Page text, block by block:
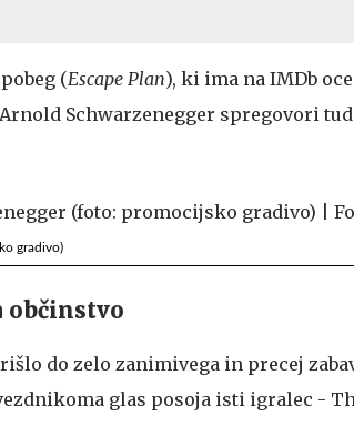
(Escape Plan), ki ima na IMDb
Schwarzenegger spregovori
gradivo)
občinstvo
do zelo zanimivega in precej
glas posoja isti igralec -